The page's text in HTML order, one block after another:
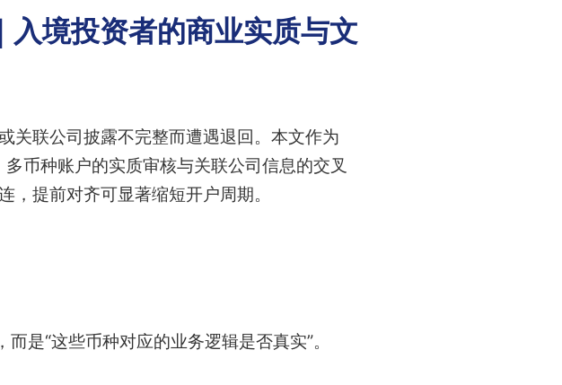
入境投资者的商业实质与文
关联公司披露不完整而遭遇退回。本文作为
币种账户的实质审核与关联公司信息的交叉
提前对齐可显著缩短开户周期。
是“这些币种对应的业务逻辑是否真实”。